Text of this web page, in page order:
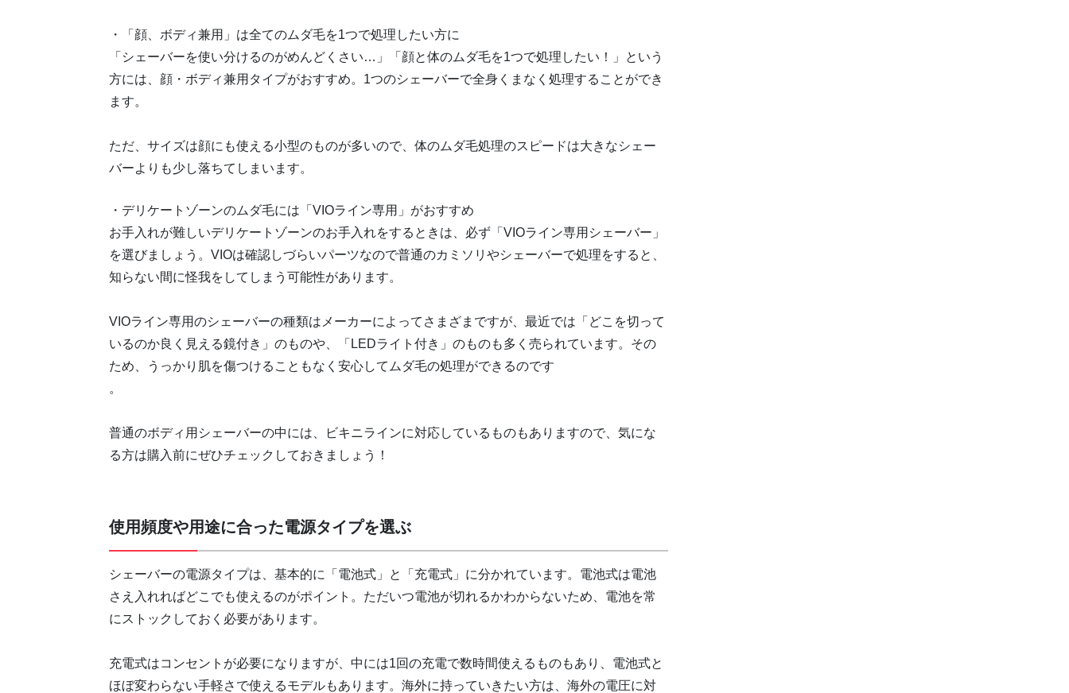
・「顔、ボディ兼用」は全てのムダ毛を1つで処理したい方に
「シェーバーを使い分けるのがめんどくさい…」「顔と体のムダ毛を1つで処理したい！」という
方には、顔・ボディ兼用タイプがおすすめ。1つのシェーバーで全身くまなく処理することができ
ます。
ただ、サイズは顔にも使える小型のものが多いので、体のムダ毛処理のスピードは大きなシェー
バーよりも少し落ちてしまいます。
・デリケートゾーンのムダ毛には「VIOライン専用」がおすすめ
お手入れが難しいデリケートゾーンのお手入れをするときは、必ず「VIOライン専用シェーバー」
を選びましょう。VIOは確認しづらいパーツなので普通のカミソリやシェーバーで処理をすると、
知らない間に怪我をしてしまう可能性があります。
VIOライン専用のシェーバーの種類はメーカーによってさまざまですが、最近では「どこを切って
いるのか良く見える鏡付き」のものや、「LEDライト付き」のものも多く売られています。その
ため、うっかり肌を傷つけることもなく安心してムダ毛の処理ができるのです
。
普通のボディ用シェーバーの中には、ビキニラインに対応しているものもありますので、気にな
る方は購入前にぜひチェックしておきましょう！
使用頻度や用途に合った電源タイプを選ぶ
シェーバーの電源タイプは、基本的に「電池式」と「充電式」に分かれています。電池式は電池
さえ入れればどこでも使えるのがポイント。ただいつ電池が切れるかわからないため、電池を常
にストックしておく必要があります。
充電式はコンセントが必要になりますが、中には1回の充電で数時間使えるものもあり、電池式と
ほぼ変わらない手軽さで使えるモデルもあります。海外に持っていきたい方は、海外の電圧に対